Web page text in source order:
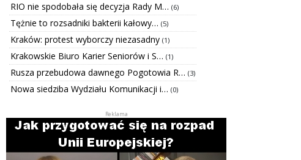
RIO nie spodobała się decyzja Rady M… (6)
Tężnie to rozsadniki bakterii kałowy… (5)
Kraków: protest wyborczy niezasadny (1)
Krakowskie Biuro Karier Seniorów i S… (1)
Rusza przebudowa dawnego Pogotowia R… (3)
Nowa siedziba Wydziału Komunikacji i… (0)